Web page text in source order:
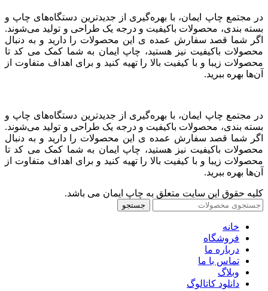
در مجتمع چاپ ایمان، با بهره‌گیری از جدیدترین دستگاه‌های چاپ و
بسته بندی، محصولات باکیفیت و درجه یک طراحی و تولید می‌شوند.
اگر شما قصد سفارش عمده ی این محصولات را دارید و به‌ دنبال
محصولات باکیفیت نیز هستید، چاپ ایمان به شما کمک می کد تا
محصولات زیبا و با کیفیت بالا را تهیه کنید و برای اهداف متفاوت از
آن‌ها بهره ببرید.
در مجتمع چاپ ایمان، با بهره‌گیری از جدیدترین دستگاه‌های چاپ و
بسته بندی، محصولات باکیفیت و درجه یک طراحی و تولید می‌شوند.
اگر شما قصد سفارش عمده ی این محصولات را دارید و به‌ دنبال
محصولات باکیفیت نیز هستید، چاپ ایمان به شما کمک می کد تا
محصولات زیبا و با کیفیت بالا را تهیه کنید و برای اهداف متفاوت از
آن‌ها بهره ببرید.
کلیه حقوق این سایت متعلق به چاپ ایمان می باشد.
جستجو
خانه
فروشگاه
درباره ما
تماس با ما
وبلاگ
دانلود کاتالوگ